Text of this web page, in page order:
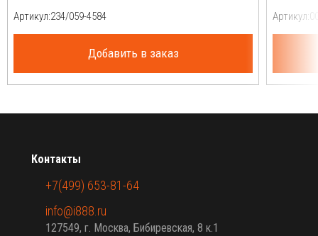
Артикул:
Добавить в заказ
Артикул:
Контакты
+7(499) 653-81-64
info@i888.ru
127549, г. Москва, Бибиревская, 8 к.1